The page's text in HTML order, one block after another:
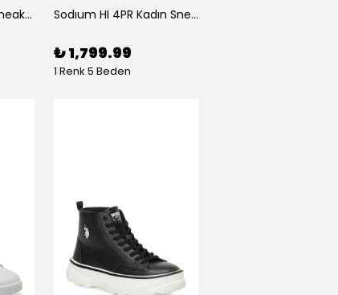
Franco GSN Kadın Sneaker Spor Ayakkabı Sodıum HI 4PR Kadın Sneaker Spor Ayakkabı
₺ 1,799.99
1 Renk 5 Beden